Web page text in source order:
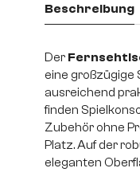
Beschreibung
Der
eine großzügige
ausreichend
finden
Zubehör ohne
Platz. Auf der
eleganten